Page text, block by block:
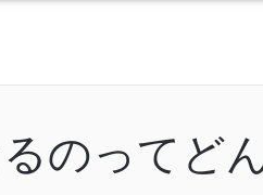
のってど